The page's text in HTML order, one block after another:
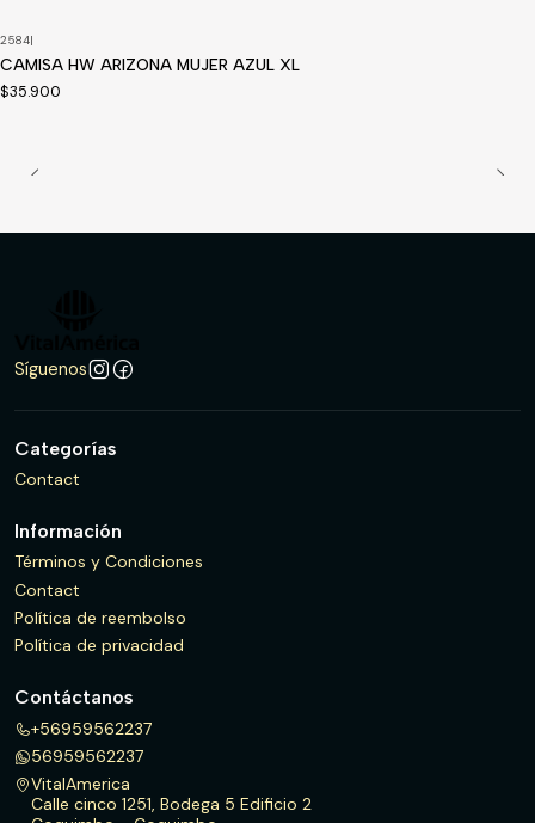
2584|
CAMISA HW ARIZONA MUJER AZUL XL
$35.900
Síguenos
Categorías
Contact
Información
Términos y Condiciones
Contact
Política de reembolso
Política de privacidad
Contáctanos
+56959562237
56959562237
VitalAmerica
Calle cinco 1251, Bodega 5 Edificio 2